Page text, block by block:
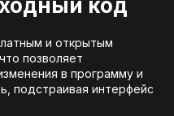
код
и открытым
позволяет
в программу и
подстраивая интерфейс